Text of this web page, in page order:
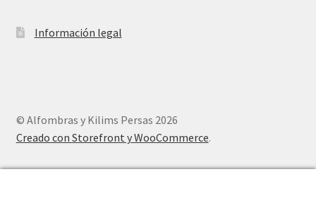
Información legal
© Alfombras y Kilims Persas 2026
Creado con Storefront y WooCommerce.